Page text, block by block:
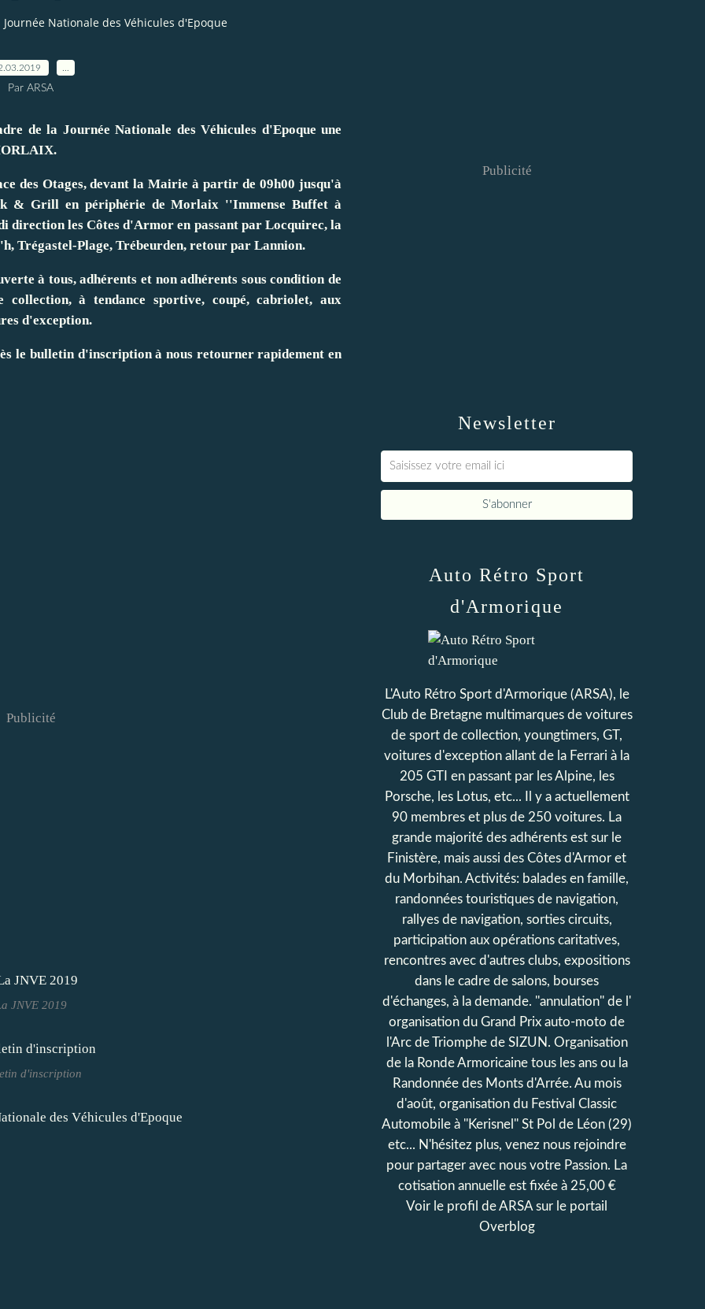
Journée Nationale des Véhicules d'Epoque
Par ARSA
de la Journée Nationale des Véhicules d'Epoque une
des Otages, devant la Mairie à partir de 09h00 jusqu'à
& Grill en périphérie de Morlaix ''Immense Buffet à
les Côtes d'Armor en passant par Locquirec, la
Trégastel-Plage, Trébeurden, retour par Lannion.
à tous, adhérents et non adhérents sous condition de
à tendance sportive, coupé, cabriolet, aux
d'exception.
le bulletin d'inscription à nous retourner rapidement en
Publicité
JNVE 2019
d'inscription
Newsletter
Publicité
Auto Rétro Sport
d'Armorique
L'Auto Rétro Sport d'Armorique (ARSA), le
Club de Bretagne multimarques de voitures
de sport de collection, youngtimers, GT,
voitures d'exception allant de la Ferrari à la
205 GTI en passant par les Alpine, les
Porsche, les Lotus, etc... Il y a actuellement
90 membres et plus de 250 voitures. La
grande majorité des adhérents est sur le
Finistère, mais aussi des Côtes d'Armor et
du Morbihan. Activités: balades en famille,
randonnées touristiques de navigation,
rallyes de navigation, sorties circuits,
participation aux opérations caritatives,
rencontres avec d'autres clubs, expositions
dans le cadre de salons, bourses
d'échanges, à la demande. ''annulation'' de l'
organisation du Grand Prix auto-moto de
l'Arc de Triomphe de SIZUN. Organisation
de la Ronde Armoricaine tous les ans ou la
Randonnée des Monts d'Arrée. Au mois
d'août, organisation du Festival Classic
Automobile à ''Kerisnel'' St Pol de Léon (29)
etc... N'hésitez plus, venez nous rejoindre
pour partager avec nous votre Passion. La
cotisation annuelle est fixée à 25,00 €
Voir le profil deARSA sur le portail
Overblog